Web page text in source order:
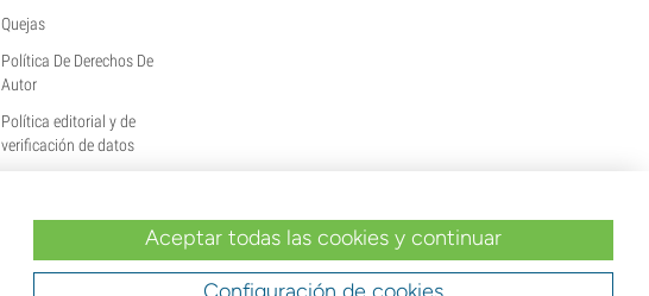
Quejas
Política De Derechos De
Autor
Política editorial y de
verificación de datos
Aceptar todas las cookies y continuar